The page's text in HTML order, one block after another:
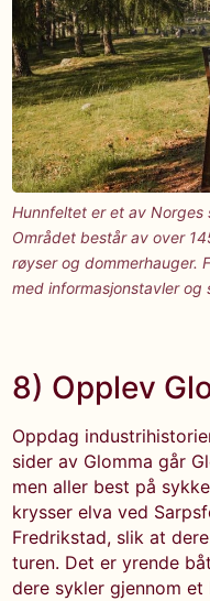
Hunnfeltet er et av
Området består av over
røyser og dommerhauger.
med informasjonstavler og
8) Opplev
Oppdag
sider av Glomma går
men aller best på
krysser elva ved
Fredrikstad, slik at
turen. Det er yrende
dere sykler gjennom